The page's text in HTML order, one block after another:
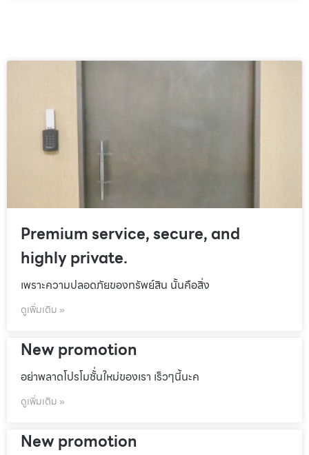
Premium service, secure, and
highly private.
เพราะความปลอดภัยของทรัพย์สิน นั้นคือสิ่ง
ดูเพิ่มเติม »
New promotion
อย่าพลาดโปรโมชั้่นใหม่ของเรา เร็วๆนี้นะค
ดูเพิ่มเติม »
New promotion